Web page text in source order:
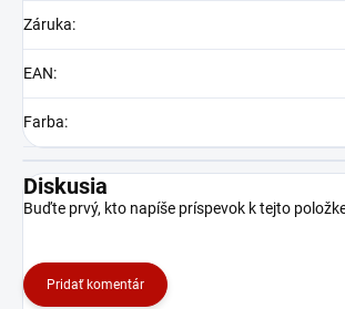
Záruka:
EAN:
Farba:
Diskusia
Buďte prvý, kto napíše príspevok k tejto
Pridať komentár